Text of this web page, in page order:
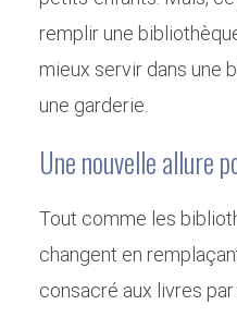
remplir une
mieux servir dans une
une garderie.
Une nouvelle allure
Tout comme les
changent en
consacré aux livres par